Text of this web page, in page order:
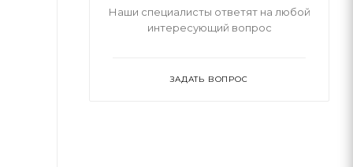
Наши специалисты ответят на любой
интересующий вопрос
ЗАДАТЬ ВОПРОС